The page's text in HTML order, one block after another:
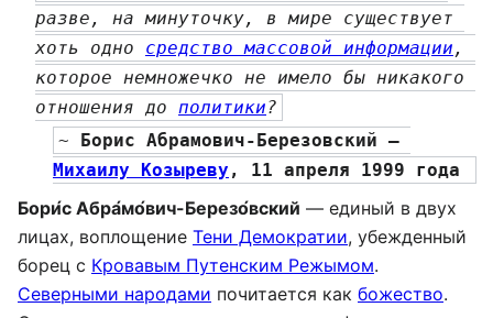
разве, на минуточку, в мире существует
хоть одно средство массовой информации ,
которое немножечко не имело бы никакого
отношения до политики?
~
Михаилу Козыреву
Бори́с Абра́мо́вич-Березо́вский — единый в двух
лицах, воплощение Тени Демократии, убежденный
борец с Кровавым Путенским Режымом.
Северными народами почитается как божество.